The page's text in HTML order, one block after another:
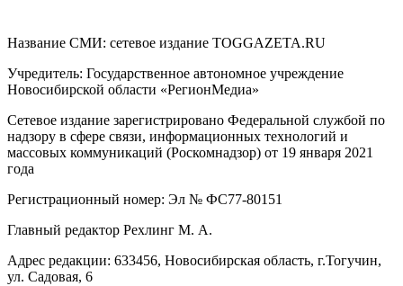
Название СМИ: cетевое издание TOGGAZETA.RU
Учредитель: Государственное автономное учреждение
Новосибирской области «РегионМедиа»
Сетевое издание зарегистрировано Федеральной службой по
надзору в сфере связи, информационных технологий и
массовых коммуникаций (Роскомнадзор) от 19 января 2021
года
Регистрационный номер: Эл № ФС77-80151
Главный редактор Рехлинг М. А.
Адрес редакции: 633456, Новосибирская область, г.Тогучин,
ул. Садовая, 6